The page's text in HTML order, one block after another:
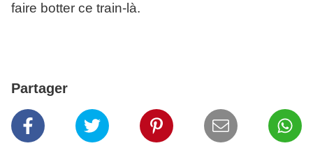
faire botter ce train-là.
Partager